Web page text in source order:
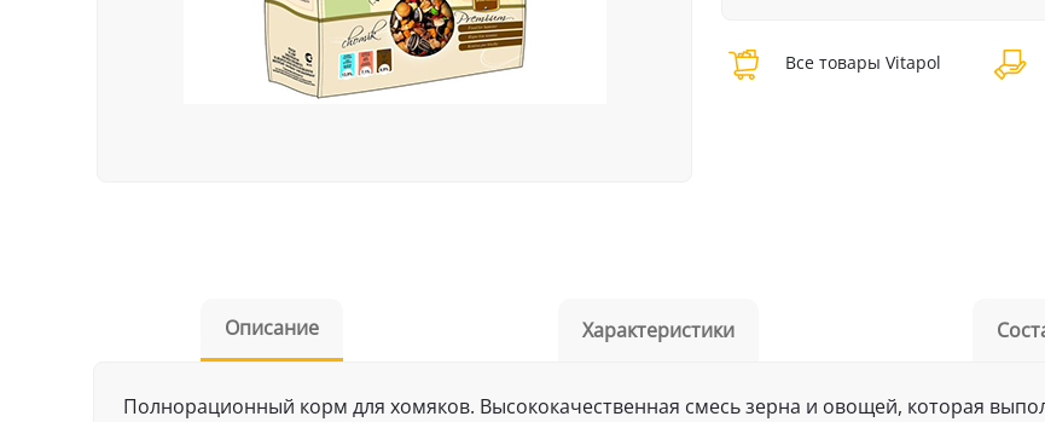
Все товары Vitapol
Описание Характеристики
Полнорационный корм для хомяков. Высококачественная смесь зерна и овощей, которая